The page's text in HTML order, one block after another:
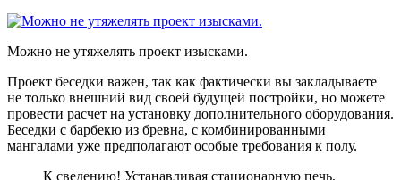
Можно не утяжелять проект изысками.
Проект беседки важен, так как фактически вы закладываете
не только внешний вид своей будущей постройки, но можете
провести расчет на установку дополнительного оборудования.
Беседки с барбекю из бревна, с комбинированными
мангалами уже предполагают особые требования к полу.
К сведению! Устанавливая стационарную печь,